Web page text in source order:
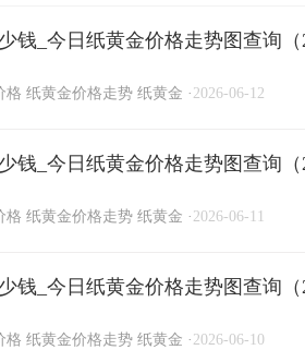
钱_今日纸黄金价格走势图查询（
格 纸黄金价格走势 纸黄金 · 2026-06-12
钱_今日纸黄金价格走势图查询（
格 纸黄金价格走势 纸黄金 · 2026-06-11
钱_今日纸黄金价格走势图查询（
格 纸黄金价格走势 纸黄金 · 2026-06-10